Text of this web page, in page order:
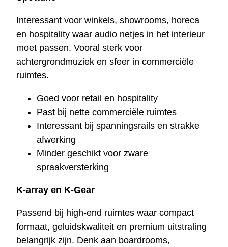
Interessant voor winkels, showrooms, horeca
en hospitality waar audio netjes in het interieur
moet passen. Vooral sterk voor
achtergrondmuziek en sfeer in commerciële
ruimtes.
Goed voor retail en hospitality
Past bij nette commerciële ruimtes
Interessant bij spanningsrails en strakke
afwerking
Minder geschikt voor zware
spraakversterking
K-array en K-Gear
Passend bij high-end ruimtes waar compact
formaat, geluidskwaliteit en premium uitstraling
belangrijk zijn. Denk aan boardrooms,